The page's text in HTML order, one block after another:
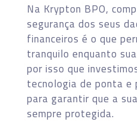
Na Krypton BPO,
segurança dos seus
financeiros é o que
tranquilo enquanto
por isso que
tecnologia de ponta e
para garantir que a
sempre protegida.